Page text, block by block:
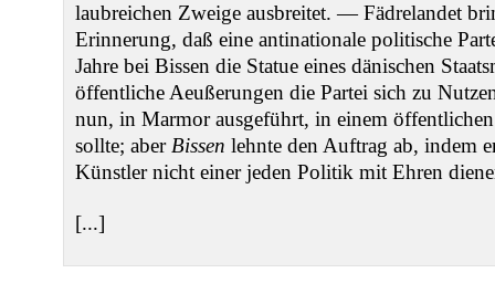
laubreichen Zweige ausbreitet. — Fädrelandet
Erinnerung, daß eine antinationale politische
Jahre bei Bissen die Statue eines dänischen
öffentliche Aeußerungen die Partei sich zu
nun, in Marmor ausgeführt, in einem
sollte; aber Bissen lehnte den Auftrag ab, indem
Künstler nicht einer jeden Politik mit Ehren
[...]